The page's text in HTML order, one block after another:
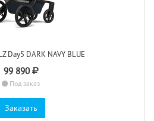
Day5 DARK NAVY BLUE
99 890
Под заказ
Заказать